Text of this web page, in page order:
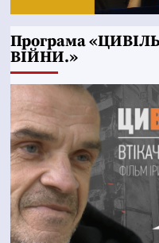
Програма
ВІЙНИ.»